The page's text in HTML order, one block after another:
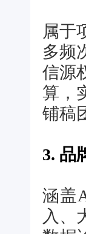
属于
多频
信源
算，
铺稿
3. 品
涵盖
入、